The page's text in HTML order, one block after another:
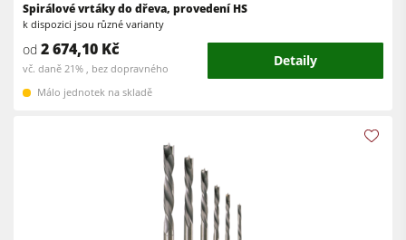
Dýhovací lisy & Vakuové lisy
Odsavače
Filtrační a odprašovací jednotky
Software F4Solutions
Automatizace a manipulace s materiálem
Spirálové vrtáky do dřeva, provedení HS
k dispozici jsou různé varianty
od 2 674,10 Kč
vč. daně 21% , bez dopravného Detaily
Málo jednotek na skladě